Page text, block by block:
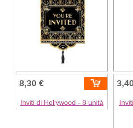
8,30 €
Inviti di Hollywood - 8 unità